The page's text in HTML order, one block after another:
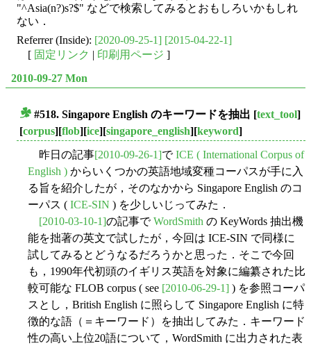
"^Asia(n?)s?$" などで検索してみるとおもしろいかもしれ
ない．
Referrer (Inside): [2020-09-25-1] [2015-04-22-1]
[ 固定リンク | 印刷用ページ ]
2010-09-27 Mon
#518. Singapore English のキーワードを抽出 [text_tool]
[corpus][flob][ice][singapore_english][keyword]
昨日の記事[2010-09-26-1]でICE ( International Corpus of
English ) からいくつかの英語地域変種コーパスが手に入
る旨を紹介したが，そのなかから Singapore English のコ
ーパス ( ICE-SIN ) を少しいじってみた．
[2010-03-10-1]の記事でWordSmith の KeyWords 抽出機
能を拙著の英文で試したが，今回は ICE-SIN で同様に
試してみるとどうなるだろうかと思った．そこで今回
も，1990年代初頭のイギリス英語を対象に編纂された比
較可能な FLOB corpus ( see [2010-06-29-1] ) を参照コーパ
スとし，British English に照らして Singapore English に特
徴的な語（＝キーワード）を抽出してみた．キーワード
性の高い上位20語について，WordSmith に出力された表